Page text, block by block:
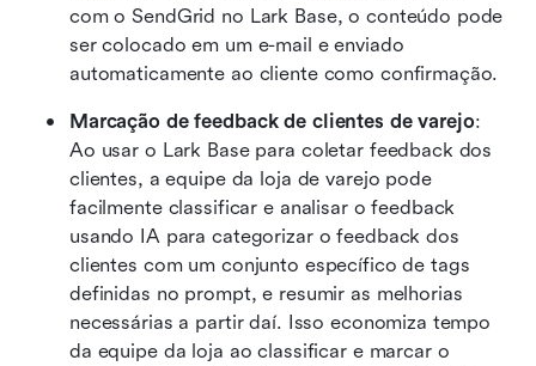
com o SendGrid no Lark Base, o conteúdo pode
ser colocado em um e-mail e enviado
automaticamente ao cliente como confirmação.
Marcação de feedback de clientes de varejo:
Ao usar o Lark Base para coletar feedback dos
clientes, a equipe da loja de varejo pode
facilmente classificar e analisar o feedback
usando IA para categorizar o feedback dos
clientes com um conjunto específico de tags
definidas no prompt, e resumir as melhorias
necessárias a partir daí. Isso economiza tempo
da equipe da loja ao classificar e marcar o